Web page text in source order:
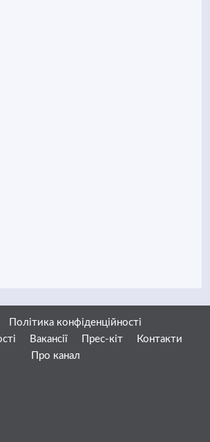
Політика конфіденційності
Вакансії Прес-кіт
Контакти
Про канал